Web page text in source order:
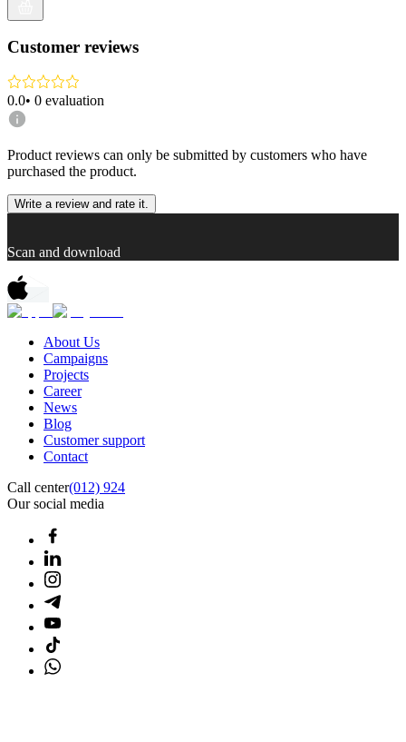
Customer reviews
0.0• 0 evaluation
Product reviews can only be submitted by customers who have
purchased the product.
Write a review and rate it.
Scan and download
About Us
Campaigns
Projects
Career
News
Blog
Customer support
Contact
Call center(012) 924
Our social media